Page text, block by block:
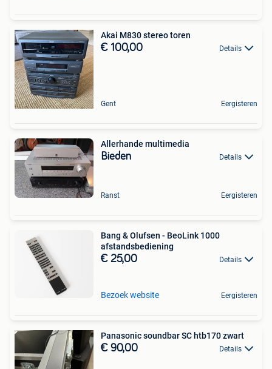
Akai M830 stereo toren
€ 100,00 Details
Gent Eergisteren
Allerhande multimedia
Bieden Details
Ranst Eergisteren
Bang & Olufsen - BeoLink 1000
afstandsbediening
€ 25,00 Details
Bezoek website Eergisteren
Panasonic soundbar SC htb170 zwart
€ 90,00 Details